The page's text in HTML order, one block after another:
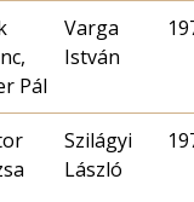
Pál
Varga
István
Szilágyi
László